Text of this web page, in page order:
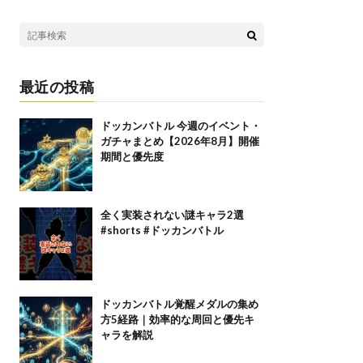
最近の投稿
ドッカンバトル 今週のイベント・
ガチャまとめ【2026年8月】開催
期間と優先度
全く実装されない謎キャラ2選
#shorts #ドッカンバトル
ドッカンバトル覚醒メダルの集め
方5経路｜効率的な周回と優先キ
ャラを解説